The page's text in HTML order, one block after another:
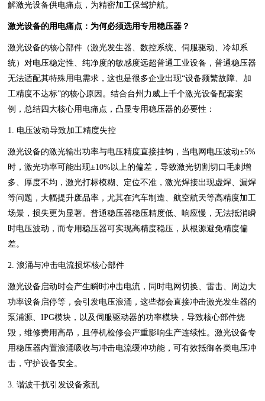
解激光设备供电痛点，为精密加工保驾护航。
激光设备的用电痛点：为何必须选用专用稳压器？
激光设备的核心部件（激光发生器、数控系统、伺服驱动、冷却系
统）对电压稳定性、纯净度的敏感度远超普通工业设备，普通稳压器
无法适配其特殊用电需求，这也是很多企业出现“设备频繁故障、加
工精度不达标”的核心原因。结合台州力威上千个激光设备配套案
例，总结四大核心用电痛点，凸显专用稳压器的必要性：
1. 电压波动导致加工精度失控
激光设备的激光输出功率与电压精度直接挂钩，当电网电压波动±5%
时，激光功率可能出现±10%以上的偏差，导致激光切割切口毛刺增
多、厚度不均，激光打标模糊、定位不准，激光焊接出现虚焊、漏焊
等问题，大幅提升废品率，尤其在汽车制造、航空航天等高精度加工
场景，损失更为显著。普通稳压器稳压精度低、响应慢，无法抵消瞬
时电压波动，而专用稳压器可实现高精度稳压，从根源避免精度偏
差。
2. 浪涌与冲击电流损坏核心部件
激光设备启动时会产生瞬时冲击电流，同时电网切换、雷击、周边大
功率设备启停等，会引发电压浪涌，这些都会直接冲击激光发生器的
泵浦源、IPG模块，以及伺服驱动器的功率模块，导致核心部件烧
毁，维修费用高昂，且停机检修会严重影响生产连续性。激光设备专
用稳压器内置浪涌吸收与冲击电流缓冲功能，可有效抵御各类电压冲
击，守护设备安全。
3. 谐波干扰引发设备紊乱